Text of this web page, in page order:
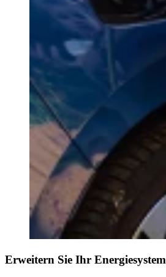
Erweitern Sie Ihr Energiesystem